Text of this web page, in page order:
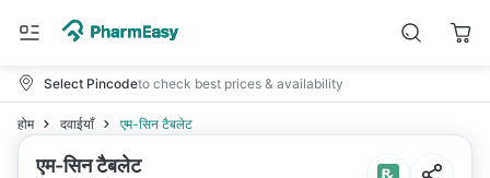
Select Pincodeto check best prices & availability
होम दवाईयाँ एम-सिन टैबलेट
एम-सिन टैबलेट